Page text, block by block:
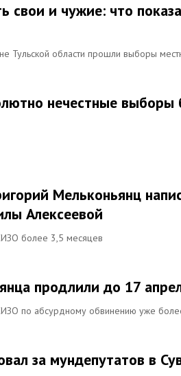
свои и чужие: что
Тульской области прошли выборы
нечестные выборы
Мельконьянц
Алексеевой
более 3,5 месяцев
продлили до 17
по абсурдному обвинению уже
за мундепутатов в